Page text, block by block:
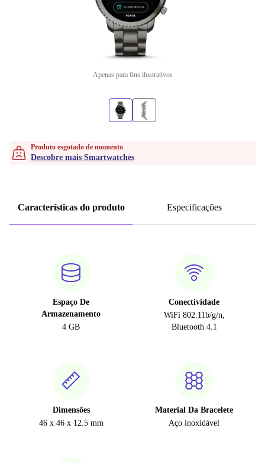
Apenas para fins ilustrativos
Produto esgotado de momento
Descobre mais Smartwatches
Características do produto Especificações
Espaço De
Armazenamento
4 GB
Conectividade
WiFi 802.11b/g/n,
Bluetooth 4.1
Dimensões
46 x 46 x 12.5 mm
Material Da Bracelete
Aço inoxidável